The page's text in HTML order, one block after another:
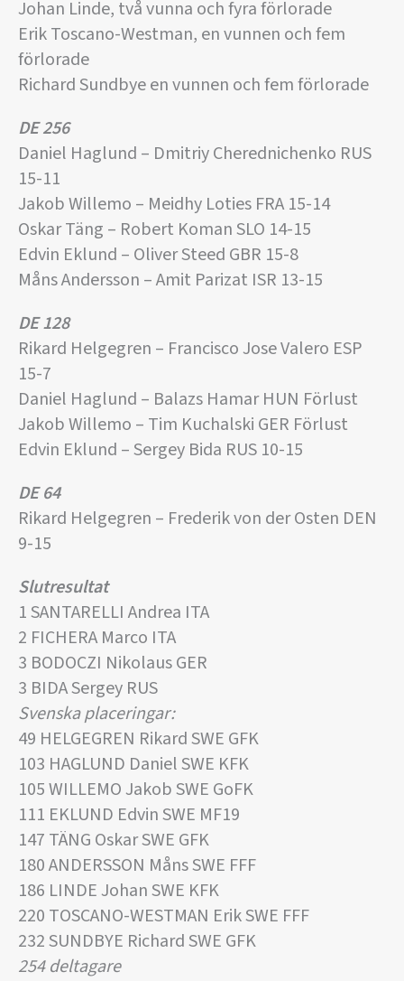
Johan Linde, två vunna och fyra förlorade
Erik Toscano-Westman, en vunnen och fem
förlorade
Richard Sundbye en vunnen och fem förlorade
DE 256
Daniel Haglund – Dmitriy Cherednichenko RUS
15-11
Jakob Willemo – Meidhy Loties FRA 15-14
Oskar Täng – Robert Koman SLO 14-15
Edvin Eklund – Oliver Steed GBR 15-8
Måns Andersson – Amit Parizat ISR 13-15
DE 128
Rikard Helgegren – Francisco Jose Valero ESP
15-7
Daniel Haglund – Balazs Hamar HUN Förlust
Jakob Willemo – Tim Kuchalski GER Förlust
Edvin Eklund – Sergey Bida RUS 10-15
DE 64
Rikard Helgegren – Frederik von der Osten DEN
9-15
Slutresultat
1 SANTARELLI Andrea ITA
2 FICHERA Marco ITA
3 BODOCZI Nikolaus GER
3 BIDA Sergey RUS
Svenska placeringar:
49 HELGEGREN Rikard SWE GFK
103 HAGLUND Daniel SWE KFK
105 WILLEMO Jakob SWE GoFK
111 EKLUND Edvin SWE MF19
147 TÄNG Oskar SWE GFK
180 ANDERSSON Måns SWE FFF
186 LINDE Johan SWE KFK
220 TOSCANO-WESTMAN Erik SWE FFF
232 SUNDBYE Richard SWE GFK
254 deltagare